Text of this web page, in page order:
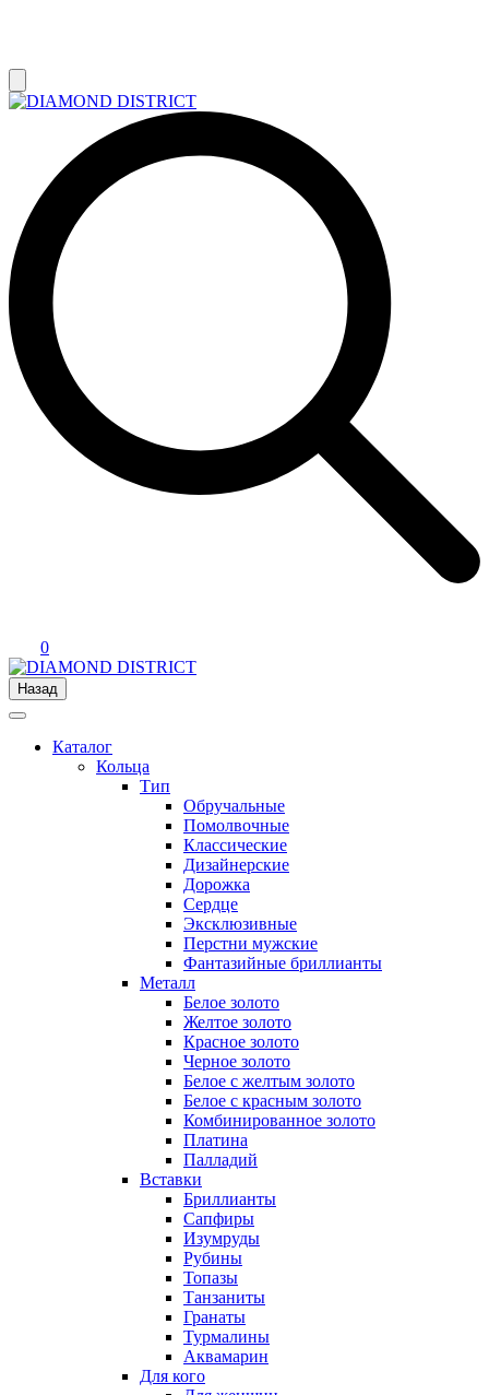
0
Назад
Каталог
Кольца
Тип
Обручальные
Помолвочные
Классические
Дизайнерские
Дорожка
Сердце
Эксклюзивные
Перстни мужские
Фантазийные бриллианты
Металл
Белое золото
Желтое золото
Красное золото
Черное золото
Белое с желтым золото
Белое с красным золото
Комбинированное золото
Платина
Палладий
Вставки
Бриллианты
Сапфиры
Изумруды
Рубины
Топазы
Танзаниты
Гранаты
Турмалины
Аквамарин
Для кого